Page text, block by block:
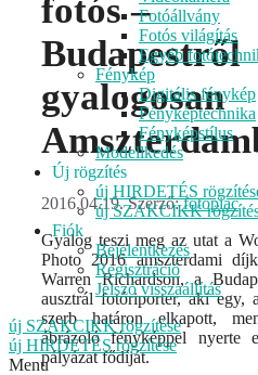
Fotóállvány
Fotós világítás
Egyéb
Fénykép
Digitális fénykép
Fényképtechnika
Fényképstílus
Modellkedés
Új rögzítés
új HIRDETÉS
új SZAKCIKK
Fiók
Bejelentkezés
Regisztráció
Jelszó visszaállítás
új SZAKCIKK rögzítése
új HIRDETÉS rögzítése
Menu
fotós –
Budapestről
gyalogosan
2016.04.19. Szerző:fotopiac
Gyalog teszi meg az utat a
Photo 2016 amszterdami
Warren Richardson, a
ausztrál fotóriporter, aki egy,
szerb határon elkapott,
ábrázoló fényképpel nyerte
pályázat fődíját.